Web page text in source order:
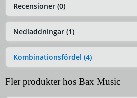
Recensioner (0)
Nedladdningar (1)
Kombinationsfördel (4)
Fler produkter hos Bax Music